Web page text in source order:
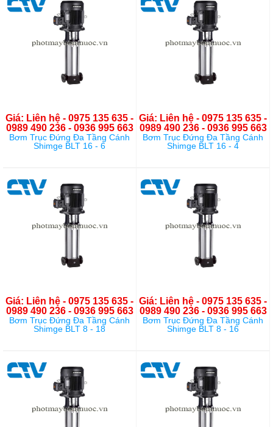
Giá: Liên hệ - 0975 135 635 -
0989 490 236 - 0936 995 663
Bơm Trục Đứng Đa Tầng Cánh
Shimge BLT 16 - 6
Giá: Liên hệ - 0975 135 635 -
0989 490 236 - 0936 995 663
Bơm Trục Đứng Đa Tầng Cánh
Shimge BLT 16 - 4
Giá: Liên hệ - 0975 135 635 -
0989 490 236 - 0936 995 663
Bơm Trục Đứng Đa Tầng Cánh
Shimge BLT 8 - 18
Giá: Liên hệ - 0975 135 635 -
0989 490 236 - 0936 995 663
Bơm Trục Đứng Đa Tầng Cánh
Shimge BLT 8 - 16